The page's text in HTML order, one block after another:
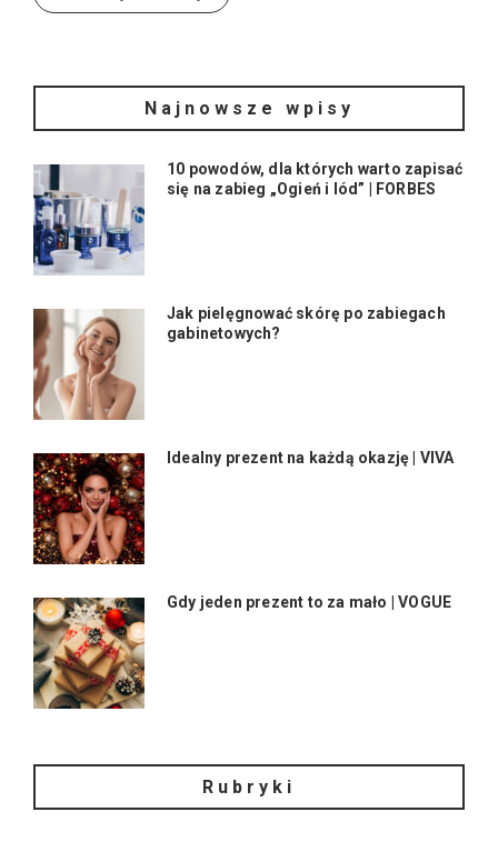
Najnowsze wpisy
10 powodów, dla których warto zapisać
się na zabieg „Ogień i lód” | FORBES
Jak pielęgnować skórę po zabiegach
gabinetowych?
Idealny prezent na każdą okazję | VIVA
Gdy jeden prezent to za mało | VOGUE
Rubryki